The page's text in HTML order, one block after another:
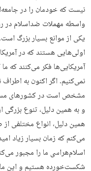
نیست که خودمان را در
واسطه مهملات ضداسلام
یکی از موانع بسیار بزرگ
اولی‌هایی هستند که در آمریکا‌
آمريكايى‌ها فكر می‌كنند كه
نمی‌کنیم. اگر اکنون به
مشخص است در کشورهای
و به همین دلیل، تنوع بزرگی
همین دلیل، انواع مختلفی از
می‌کنم که زمان بسیار زیاد
اسلام‌هراسی ما را مجبور
شکست‌خورده هستیم و این